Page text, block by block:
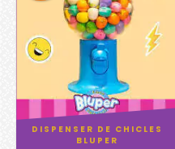
DISPENSER DE CHICLES
BLUPER